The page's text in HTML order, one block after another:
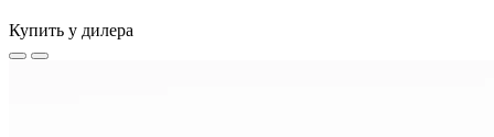
Купить у дилера